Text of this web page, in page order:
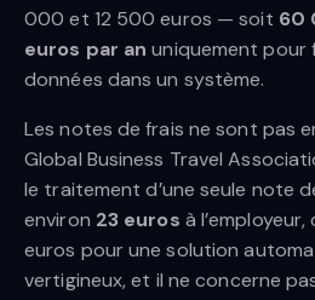
000 et 12 500 euros — soit 60
euros par an uniquement pour
données dans un système.
Les notes de frais ne sont pas
Global Business Travel
le traitement d’une seule note
environ 23 euros à
euros pour une solution
vertigineux, et il ne concerne